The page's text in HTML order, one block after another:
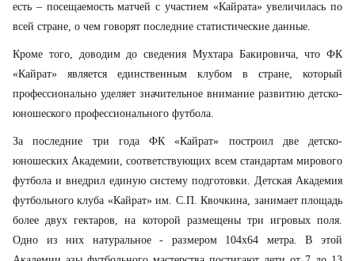
есть – посещаемость матчей с участием «Кайрата» увеличилась по
всей стране, о чем говорят последние статистические данные.
Кроме того, доводим до сведения Мухтара Бакировича, что ФК
«Кайрат» является единственным клубом в стране, который
профессионально уделяет значительное внимание развитию детско-
юношеского профессионального футбола.
За последние три года ФК «Кайрат» построил две детско-
юношеских Академии, соответствующих всем стандартам мирового
футбола и внедрил единую систему подготовки. Детская Академия
футбольного клуба «Кайрат» им. С.П. Квочкина, занимает площадь
более двух гектаров, на которой размещены три игровых поля.
Одно из них натуральное - размером 104х64 метра. В этой